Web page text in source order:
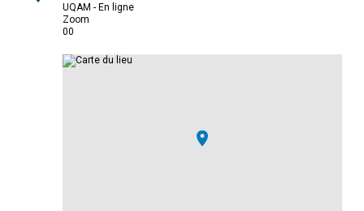
UQAM - En ligne
Zoom
00